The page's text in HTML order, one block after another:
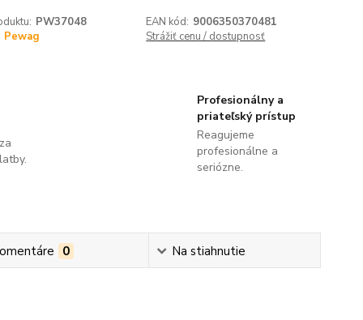
PW37048 EAN kód: 9006350370481
Pewag
Strážiť cenu / dostupnosť
Profesionálny a
priateľský prístup
Reagujeme
profesionálne a
seriózne.
0 Na stiahnutie